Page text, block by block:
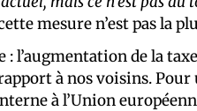
mesure n’est pas la
: l’augmentation de la
à nos voisins. Pour
à l’Union